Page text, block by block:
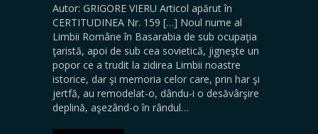
Autor: GRIGORE VIERU Articol apărut în
CERTITUDINEA Nr. 159 […] Noul nume al
Limbii Române în Basarabia de sub ocupaţia
ţaristă, apoi de sub cea sovietică, jigneşte un
popor ce a trudit la zidirea Limbii noastre
istorice, dar şi memoria celor care, prin har şi
jertfă, au remodelat-o, dându-i o desăvârşire
deplină, aşezând-o în rândul…